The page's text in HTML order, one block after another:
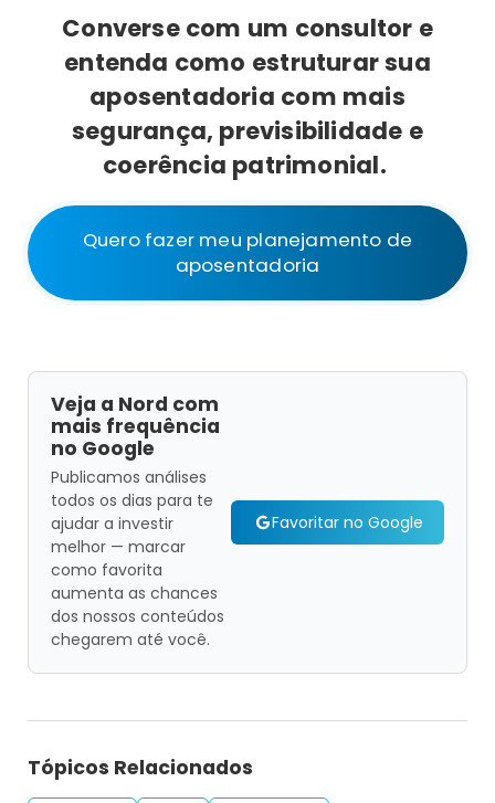
Converse com um consultor e
entenda como estruturar sua
aposentadoria com mais
segurança, previsibilidade e
coerência patrimonial.
Quero fazer meu planejamento de
aposentadoria
Veja a Nord com
mais frequência
no Google
Publicamos análises
todos os dias para te
ajudar a investir
melhor — marcar
como favorita
aumenta as chances
dos nossos conteúdos
chegarem até você.
Favoritar no Google
Tópicos Relacionados